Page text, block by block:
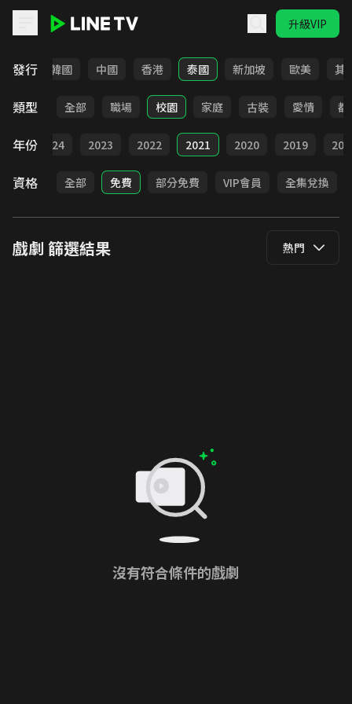
升級VIP
發行
日本 韓國 中國 香港 泰國 新加坡 歐美 其
類型 全部 職場 校園 家庭 古裝 愛情 都
年份 2024 2023 2022 2021 2020 2019
資格 全部 免費 部分免費 VIP會員 全集兌換
戲劇 篩選結果 熱門
沒有符合條件的戲劇